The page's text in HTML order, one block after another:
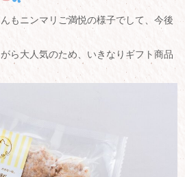
もニンマリご満悦の様子でして、今後
ら大人気のため、いきなりギフト商品